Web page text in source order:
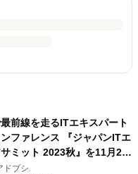
前線を走るITエキスパート
ファレンス 『ジャパンITエ
ミット 2023秋』を11月20
ドブシ